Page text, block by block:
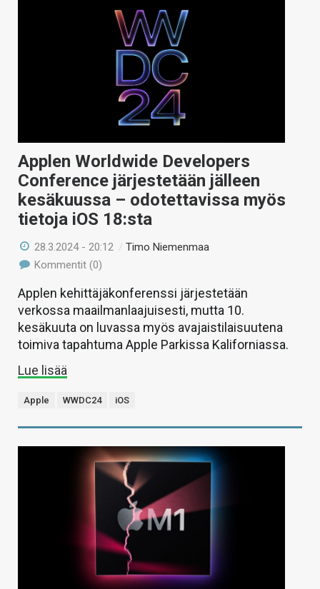
Applen Worldwide Developers
Conference järjestetään jälleen
kesäkuussa – odotettavissa myös
tietoja iOS 18:sta
28.3.2024 - 20:12 /Timo Niemenmaa
Kommentit (0)
Applen kehittäjäkonferenssi järjestetään
verkossa maailmanlaajuisesti, mutta 10.
kesäkuuta on luvassa myös avajaistilaisuutena
toimiva tapahtuma Apple Parkissa Kaliforniassa.
Lue lisää
Apple WWDC24 iOS